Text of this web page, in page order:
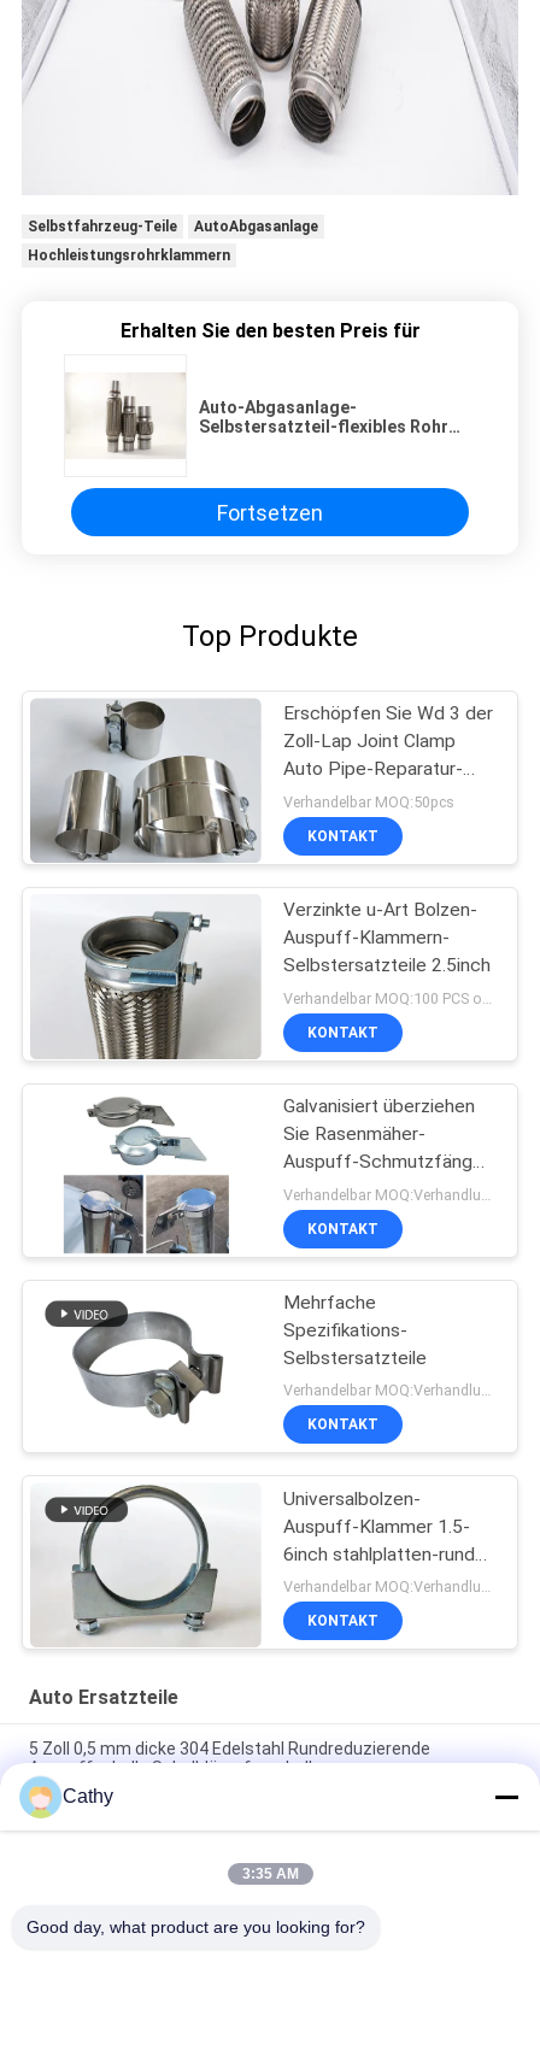
Selbstfahrzeug-Teile
AutoAbgasanlage
Hochleistungsrohrklammern
Erhalten Sie den besten Preis für
Auto-Abgasanlage-
Selbstersatzteil-flexibles Rohr
Fortsetzen
Top Produkte
Erschöpfen Sie Wd 3 der
Zoll-Lap Joint Clamp
Auto Pipe-Reparatur-
Ersatzteil-Edelstahl
Verhandelbar MOQ:50pcs
KONTAKT
Verzinkte u-Art Bolzen-
Auspuff-Klammern-
Selbstersatzteile 2.5inch
KONTAKT
Galvanisiert überziehen
Sie Rasenmäher-
Auspuff-Schmutzfänger
1.0INCH - 8.0INCH
KONTAKT
Mehrfache
Spezifikations-
Selbstersatzteile
Verhandelbar MOQ:Verhandlung
KONTAKT
Universalbolzen-
Auspuff-Klammer 1.5-
6inch stahlplatten-runde
Rod M10 U
Verhandelbar MOQ:Verhandlung
KONTAKT
Auto Ersatzteile
5 Zoll 0,5 mm dicke 304 Edelstahl Rundreduzierende
Auspuffschelle Schalldämpferschelle
Verzinkte Stahlleichte Elektro-Schalldämpfer U-Typ M8 M10
Schraubklammern
Verzinkte Stahl-Auto-Ersatzteile 2,5" U-Bolt-Klammer für
Cathy
3:35 AM
Good day, what product are you looking for?